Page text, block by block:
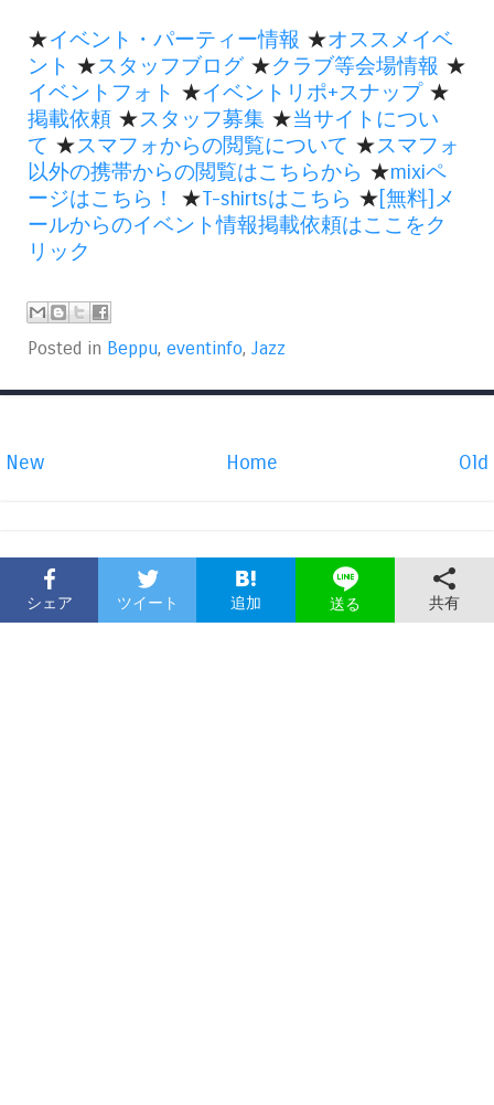
★イベント・パーティー情報 ★オススメイベ
ント ★スタッフブログ ★クラブ等会場情報 ★
イベントフォト ★イベントリポ+スナップ★
掲載依頼 ★スタッフ募集 ★当サイトについ
て ★スマフォからの閲覧について ★スマフォ
以外の携帯からの閲覧はこちらから ★mixiペ
ージはこちら！
★T-shirtsはこちら ★[無料]メ
ールからのイベント情報掲載依頼はここをク
リック
Posted in Beppu, eventinfo, Jazz
New Old
Home
シェア ツイート 追加 送る 共有